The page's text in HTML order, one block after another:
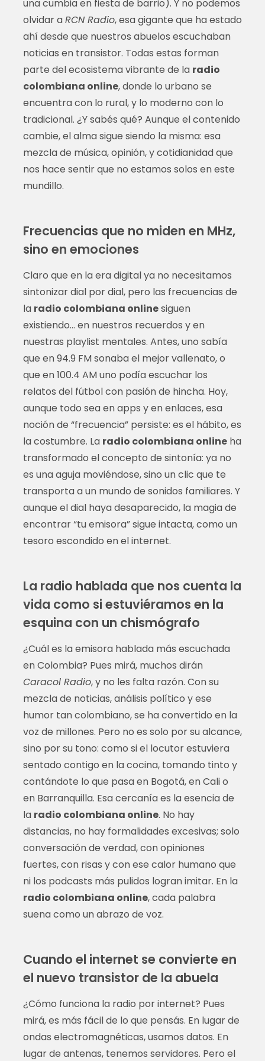
una cumbia en fiesta de barrio). Y no podemos
olvidar aRCN Radio, esa gigante que ha estado
ahí desde que nuestros abuelos escuchaban
noticias en transistor. Todas estas forman
parte del ecosistema vibrante de la radio
colombiana online, donde lo urbano se
encuentra con lo rural, y lo moderno con lo
tradicional. ¿Y sabés qué? Aunque el contenido
cambie, el alma sigue siendo la misma: esa
mezcla de música, opinión, y cotidianidad que
nos hace sentir que no estamos solos en este
mundillo.
Frecuencias que no miden en MHz,
sino en emociones
Claro que en la era digital ya no necesitamos
sintonizar dial por dial, pero las frecuencias de
la radio colombiana onlinesiguen
existiendo… en nuestros recuerdos y en
nuestras playlist mentales. Antes, uno sabía
que en 94.9 FM sonaba el mejor vallenato, o
que en 100.4 AM uno podía escuchar los
relatos del fútbol con pasión de hincha. Hoy,
aunque todo sea en apps y en enlaces, esa
noción de “frecuencia” persiste: es el hábito, es
la costumbre. La radio colombiana onlineha
transformado el concepto de sintonía: ya no
es una aguja moviéndose, sino un clic que te
transporta a un mundo de sonidos familiares. Y
aunque el dial haya desaparecido, la magia de
encontrar “tu emisora” sigue intacta, como un
tesoro escondido en el internet.
La radio hablada que nos cuenta la
vida como si estuviéramos en la
esquina con un chismógrafo
¿Cuál es la emisora hablada más escuchada
en Colombia? Pues mirá, muchos dirán
Caracol Radio, y no les falta razón. Con su
mezcla de noticias, análisis político y ese
humor tan colombiano, se ha convertido en la
voz de millones. Pero no es solo por su alcance,
sino por su tono: como si el locutor estuviera
sentado contigo en la cocina, tomando tinto y
contándote lo que pasa en Bogotá, en Cali o
en Barranquilla. Esa cercanía es la esencia de
la radio colombiana online. No hay
distancias, no hay formalidades excesivas; solo
conversación de verdad, con opiniones
fuertes, con risas y con ese calor humano que
ni los podcasts más pulidos logran imitar. En la
radio colombiana online, cada palabra
suena como un abrazo de voz.
Cuando el internet se convierte en
el nuevo transistor de la abuela
¿Cómo funciona la radio por internet? Pues
mirá, es más fácil de lo que pensás. En lugar de
ondas electromagnéticas, usamos datos. En
lugar de antenas, tenemos servidores. Pero el